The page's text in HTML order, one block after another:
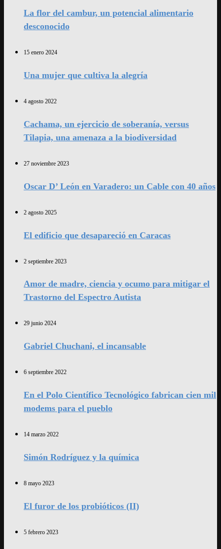
La flor del cambur, un potencial alimentario
desconocido
15 enero 2024
Una mujer que cultiva la alegría
4 agosto 2022
Cachama, un ejercicio de soberanía, versus
Tilapia, una amenaza a la biodiversidad
27 noviembre 2023
Oscar D’ León en Varadero: un Cable con 40 años
2 agosto 2025
El edificio que desapareció en Caracas
2 septiembre 2023
Amor de madre, ciencia y ocumo para mitigar el
Trastorno del Espectro Autista
29 junio 2024
Gabriel Chuchani, el incansable
6 septiembre 2022
En el Polo Científico Tecnológico fabrican cien mil
modems para el pueblo
14 marzo 2022
Simón Rodríguez y la química
8 mayo 2023
El furor de los probióticos (II)
5 febrero 2023